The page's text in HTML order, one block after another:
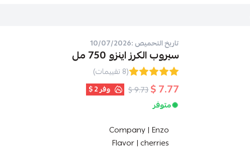
تاريخ التحميص :10/07/2026
سيروب الكرز اينزو 750 مل
(8 تقييمات)
7.77 $
9.73 $ وفر2 $
متوفر
Company | Enzo
Flavor | cherries